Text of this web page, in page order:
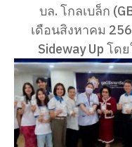
บล. โกลเบล็ก
เดือนสิงหาคม
Sideway Up โด